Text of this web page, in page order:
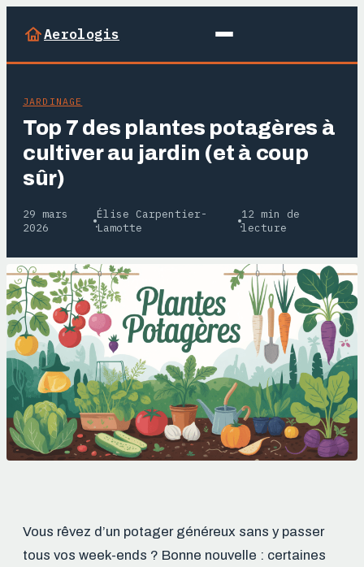
Aerologis
JARDINAGE
Top 7 des plantes potagères à
cultiver au jardin (et à coup
sûr)
29 mars
2026
·
Élise Carpentier-
Lamotte
·
12 min de
lecture
Vous rêvez d’un potager généreux sans y passer
tous vos week-ends ? Bonne nouvelle : certaines